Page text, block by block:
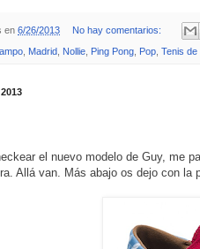
en 6/26/2013 No hay comentarios:
Madrid Nollie Ping Pong Pop Tenis de
el nuevo modelo de Guy, me
Allá van. Más abajo os dejo con la